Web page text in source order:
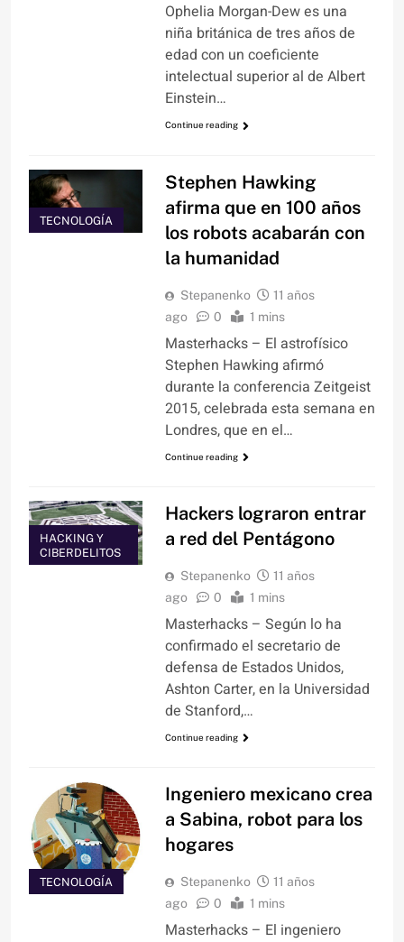
Ophelia Morgan-Dew es una
niña británica de tres años de
edad con un coeficiente
intelectual superior al de Albert
Einstein…
Continue reading
TECNOLOGÍA
Stephen Hawking
afirma que en 100 años
los robots acabarán con
la humanidad
Stepanenko
11 años
ago
0 1 mins
Masterhacks – El astrofísico
Stephen Hawking afirmó
durante la conferencia Zeitgeist
2015, celebrada esta semana en
Londres, que en el…
Continue reading
HACKING Y
CIBERDELITOS
Hackers lograron entrar
a red del Pentágono
Stepanenko
11 años
ago
0 1 mins
Masterhacks – Según lo ha
confirmado el secretario de
defensa de Estados Unidos,
Ashton Carter, en la Universidad
de Stanford,…
Continue reading
TECNOLOGÍA
Ingeniero mexicano crea
a Sabina, robot para los
hogares
Stepanenko
11 años
ago
0 1 mins
Masterhacks – El ingeniero